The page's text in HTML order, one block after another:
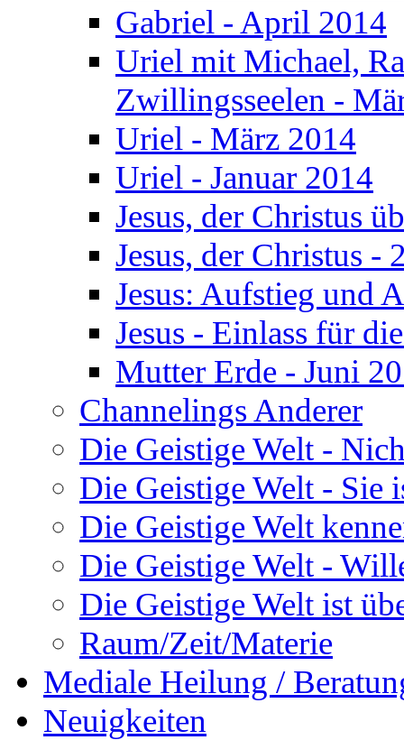
Gabriel - April 2014
Uriel mit Michael,
Zwillingsseelen -
Uriel - März 2014
Uriel - Januar 2014
Jesus, der Christus
Jesus, der Christus -
Jesus: Aufstieg und
Jesus - Einlass für
Mutter Erde - Juni
Channelings Anderer
Die Geistige Welt -
Die Geistige Welt - Sie
Die Geistige Welt
Die Geistige Welt -
Die Geistige Welt ist
Raum/Zeit/Materie
Mediale Heilung /
Neuigkeiten